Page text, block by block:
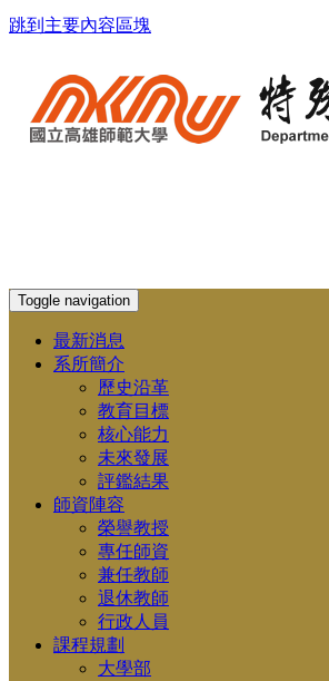
跳到主要內容區塊
Toggle navigation
最新消息
系所簡介
歷史沿革
教育目標
核心能力
未來發展
評鑑結果
師資陣容
榮譽教授
專任師資
兼任教師
退休教師
行政人員
課程規劃
大學部